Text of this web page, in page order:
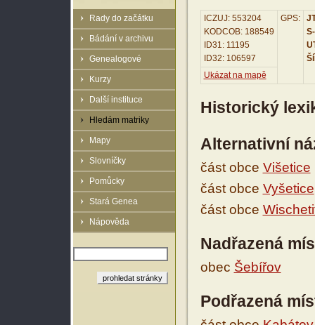
Rady do začátku
Bádání v archivu
Genealogové
Kurzy
Další instituce
Hledám matriky
Mapy
Slovníčky
Pomůcky
Stará Genea
Nápověda
ICZUJ: 553204
KODCOB: 188549
ID31: 11195
ID32: 106597
GPS:
Ukázat na mapě
Historický
Alternativní
část obce Višetice
část obce Vyšetice
část obce
Nadřazená
obec Šebířov
Podřazená